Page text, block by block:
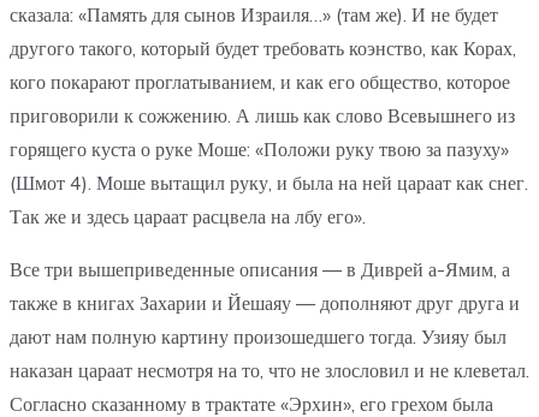
сказала: «Память для сынов Израиля…» (там же). И не будет
другого такого, который будет требовать коэнство, как Корах,
кого покарают проглатыванием, и как его общество, которое
приговорили к сожжению. А лишь как слово Всевышнего из
горящего куста о руке Моше: «Положи руку твою за пазуху»
(Шмот 4). Моше вытащил руку, и была на ней цараат как снег.
Так же и здесь цараат расцвела на лбу его».
Все три вышеприведенные описания — в Диврей а-Ямим, а
также в книгах Захарии и Йешаяу — дополняют друг друга и
дают нам полную картину произошедшего тогда. Узияу был
наказан цараат несмотря на то, что не злословил и не клеветал.
Согласно сказанному в трактате «Эрхин», его грехом была